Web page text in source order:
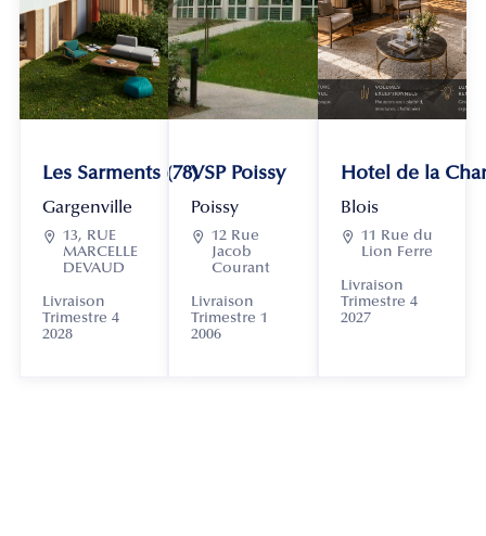
Les Sarments (78)
Gargenville
 13, RUE
MARCELLE
DEVAUD
Livraison
Trimestre 4
2028
VSP Poissy
Poissy
 12 Rue
Jacob
Courant
Livraison
Trimestre 1
2006
Hotel de la
Blois
 11 Rue du
Lion Ferre
Livraison
Trimestre 4
2027